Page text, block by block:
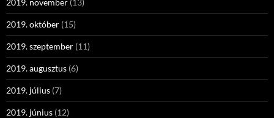
2019. november (13)
2019. október (15)
2019. szeptember (11)
2019. augusztus (6)
2019. július (7)
2019. június (12)